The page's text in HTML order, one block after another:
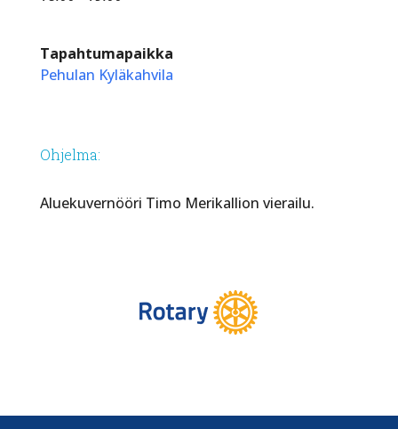
Tapahtumapaikka
Pehulan Kyläkahvila
Ohjelma:
Aluekuvernööri Timo Merikallion vierailu.